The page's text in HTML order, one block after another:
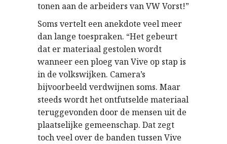
tonen aan de arbeiders van VW Vorst!”
Soms vertelt een anekdote veel meer
dan lange toespraken. “Het gebeurt
dat er materiaal gestolen wordt
wanneer een ploeg van Vive op stap is
in de volkswijken. Camera’s
bijvoorbeeld verdwijnen soms. Maar
steeds wordt het ontfutselde materiaal
teruggevonden door de mensen uit de
plaatselijke gemeenschap. Dat zegt
toch veel over de banden tussen Vive